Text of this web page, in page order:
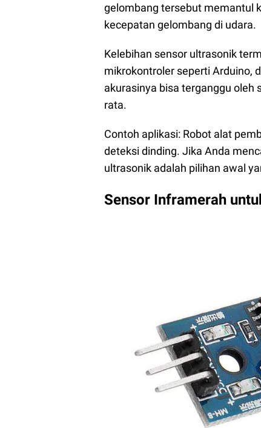
gelombang tersebut memantul
kecepatan gelombang di udara.
Kelebihan sensor ultrasonik
mikrokontroler seperti Arduino,
akurasinya bisa terganggu oleh
rata.
Contoh aplikasi: Robot alat
deteksi dinding. Jika Anda
ultrasonik adalah pilihan awal
Sensor Inframerah